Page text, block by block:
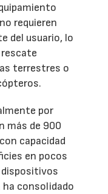
requieren
del usuario, lo
rescate
terrestres o
por
más de 900
capacidad
en pocos
consolidado